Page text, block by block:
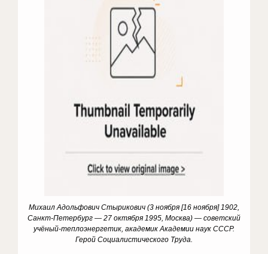
Михаил Адольфович Стырикович (3 ноября [16 ноября] 1902,
Санкт-Петербург — 27 октября 1995, Москва) — советский
учёный-теплоэнергетик, академик Академии наук СССР.
Герой Социалистического Труда.